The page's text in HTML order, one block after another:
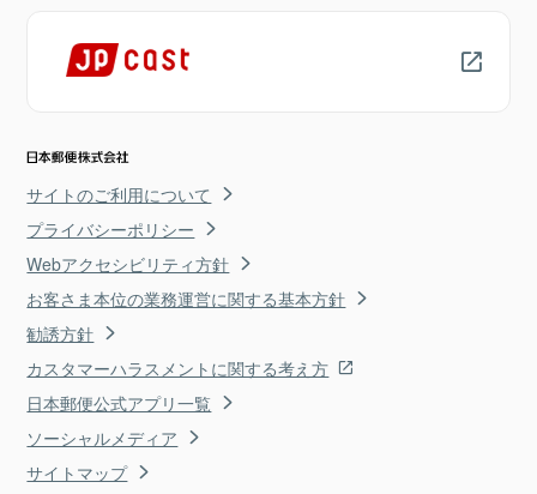
サイトのご利用について
プライバシーポリシー
Webアクセシビリティ方針
お客さま本位の業務運営に関する基本方針
勧誘方針
カスタマーハラスメントに関する考え方
日本郵便公式アプリ一覧
ソーシャルメディア
サイトマップ